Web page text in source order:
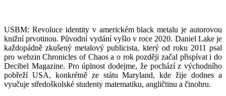
USBM: Revoluce identity v americkém black metalu je autorovou
knižní prvotinou. Původní vydání vyšlo v roce 2020. Daniel Lake je
každopádně zkušený metalový publicista, který od roku 2011 psal
pro webzin Chronicles of Chaos a o rok později začal přispívat i do
Decibel Magazine. Pro úplnost dodejme, že pochází z východního
pobřeží USA, konkrétně ze státu Maryland, kde žije dodnes a
vyučuje středoškolské studenty matematiku, angličtinu a činohru.